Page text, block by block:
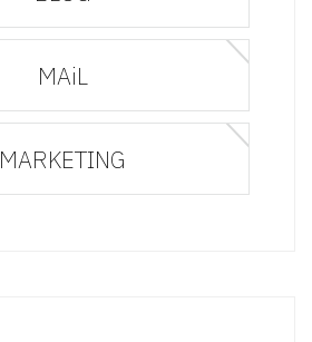
MAiL
MARKETING